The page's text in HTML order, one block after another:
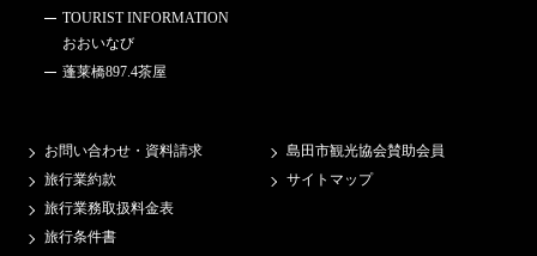
TOURIST INFORMATION
おおいなび
蓬莱橋897.4茶屋
お問い合わせ・資料請求
旅行業約款
旅行業務取扱料金表
旅行条件書
島田市観光協会賛助会員
サイトマップ